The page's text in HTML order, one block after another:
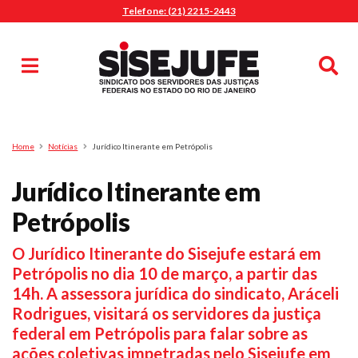
Telefone: (21) 2215-2443
Pesquisa
Home Notícias Jurídico Itinerante em Petrópolis
Jurídico Itinerante em
Petrópolis
O Jurídico Itinerante do Sisejufe estará em
Petrópolis no dia 10 de março, a partir das
14h. A assessora jurídica do sindicato, Aráceli
Rodrigues, visitará os servidores da justiça
federal em Petrópolis para falar sobre as
ações coletivas impetradas pelo Sisejufe em
MENU
Sindicalize-se
Diretoria
O Sindicato
Agenda
Casa do Alto
Sede Campestre
Nossos Convênios
Gympass Wellhub
Seguro Auto